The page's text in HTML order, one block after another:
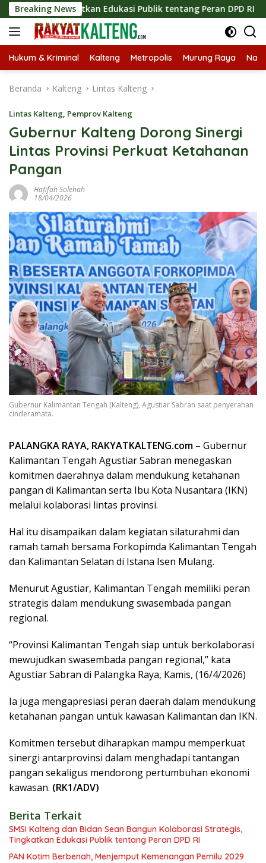
Langsung
ke
konten
Breaking News
Edukasi Publik tentang Peran DPD RI
Hukum & Kriminal Kalteng Metropolis Murung Raya
Beranda Kalteng Lintas Kalteng
Lintas Kalteng, Pemprov Kalteng
Gubernur Kalteng Dorong Sinergi
Lintas Provinsi Perkuat Ketahanan
Pangan
Hafifah Solehah
18/04/2026
Gubernur Kalimantan Tengah (Kalteng), Agustiar Sabran saat penyerahan
cinderamata.
PALANGKA RAYA, RAKYATKALTENG.com – Gubernur
Kalimantan Tengah Agustiar Sabran menegaskan
komitmen daerahnya dalam mendukung ketahanan
pangan di Kalimantan serta Ibu Kota Nusantara (IKN)
melalui kolaborasi lintas provinsi.
Hal itu disampaikan dalam kegiatan silaturahmi dan
ramah tamah bersama Forkopimda Kalimantan Tengah
dan Kalimantan Selatan di Istana Isen Mulang.
Menurut Agustiar, Kalimantan Tengah memiliki peran
strategis dalam mendukung swasembada pangan
regional.
“Provinsi Kalimantan Tengah siap untuk berkolaborasi
mewujudkan swasembada pangan regional,” kata
Agustiar Sabran di Palangka Raya, Kamis, (16/4/2026)
Ia juga mengapresiasi peran daerah dalam mendukung
ketahanan pangan untuk kawasan Kalimantan dan IKN.
Komitmen tersebut diharapkan mampu memperkuat
sinergi antarprovinsi dalam menghadapi tantangan
pangan sekaligus mendorong pertumbuhan ekonomi
kawasan. (RK1/ADV)
Berita Terkait
SMSI Kalteng dan Bidan Sean Bangun Kolaborasi Strategis,
Tingkatkan Edukasi Publik tentang Peran DPD RI
PAN Kotim Berbenah, Menjemput Kemenangan Pemilu 2029